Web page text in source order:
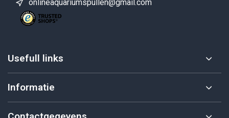
onlineaquariumspullen@gmail.com
Usefull links
Informatie